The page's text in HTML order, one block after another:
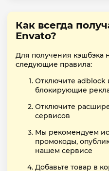
Как всегда
Envato?
Для получения кэшбэка
следующие правила:
Отключите adblock
блокирующие
Отключите
сервисов
Мы рекомендуем
промокоды,
нашем сервисе
Добавьте товар в